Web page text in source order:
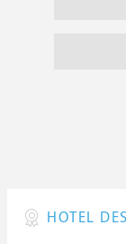
HOTEL